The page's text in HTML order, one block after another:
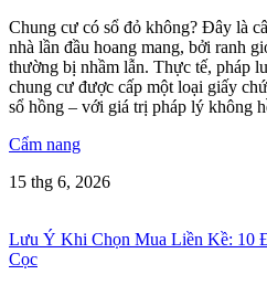
Chung cư có sổ đỏ không? Đây là
nhà lần đầu hoang mang, bởi ranh
thường bị nhầm lẫn. Thực tế, pháp
chung cư được cấp một loại giấy
sổ hồng – với giá trị pháp lý không
Cẩm nang
15 thg 6, 2026
Lưu Ý Khi Chọn Mua Liền Kề: 10
Cọc